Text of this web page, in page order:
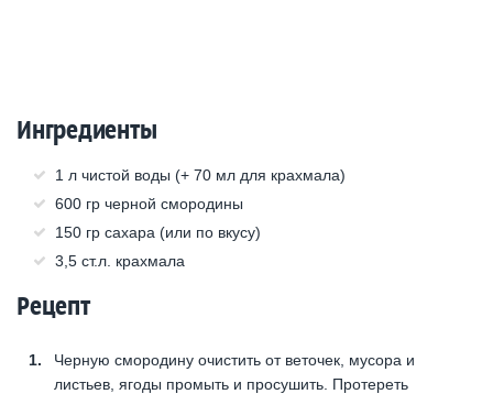
Ингредиенты
1 л чистой воды (+ 70 мл для крахмала)
600 гр черной смородины
150 гр сахара (или по вкусу)
3,5 ст.л. крахмала
Рецепт
Черную смородину очистить от веточек, мусора и
листьев, ягоды промыть и просушить. Протереть